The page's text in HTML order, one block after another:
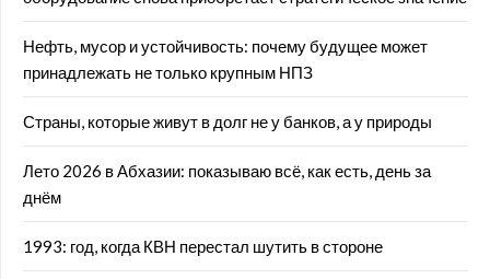
Нефть, мусор и устойчивость: почему будущее может
принадлежать не только крупным НПЗ
Страны, которые живут в долг не у банков, а у природы
Лето 2026 в Абхазии: показываю всё, как есть, день за
днём
1993: год, когда КВН перестал шутить в стороне